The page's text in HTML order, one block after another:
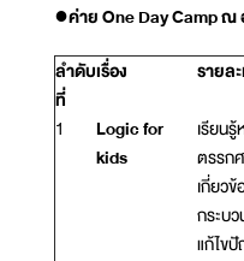
●ค่าย One Day Camp
ลำดับ
ที่
เรื่อง รายล
1
Logic for
kids
เรียน
ตรรก
เกี่ยว
กระบ
แก้ไข